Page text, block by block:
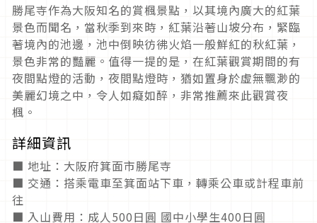
勝尾寺作為大阪知名的賞楓景點，以其境內廣大的紅葉
景色而聞名，當秋季到來時，紅葉沿著山坡分布，緊臨
著境內的池邊，池中倒映彷彿火焰一般鮮紅的秋紅葉，
景色非常的豔麗。值得一提的是，在紅葉觀賞期間的有
夜間點燈的活動，夜間點燈時，猶如置身於虛無飄渺的
美麗幻境之中，令人如癡如醉，非常推薦來此觀賞夜
楓。
詳細資訊
■ 地址：大阪府箕面市勝尾寺
■ 交通：搭乘電車至箕面站下車，轉乘公車或計程車前
往
■ 入山費用：成人500日圓 國中小學生400日圓